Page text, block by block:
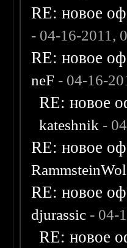
RE: новое
- 04-16-2011,
RE: новое
neF - 04-16-
RE: новое
kateshnik -
RE: новое
RE: новое
djurassic - 04-
RE: новое